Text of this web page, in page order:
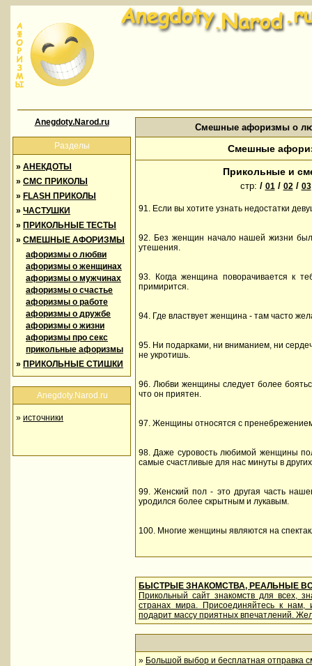
Anegdoty.Narod.ru
Разделы
» АНЕКДОТЫ
» СМС ПРИКОЛЫ
» FLASH ПРИКОЛЫ
» ЧАСТУШКИ
» ПРИКОЛЬНЫЕ ТЕСТЫ
» СМЕШНЫЕ АФОРИЗМЫ
афоризмы о любви
афоризмы о женщинах
афоризмы о мужчинах
афоризмы о счастье
афоризмы о работе
афоризмы о дружбе
афоризмы о жизни
афоризмы про секс
прикольные афоризмы
» ПРИКОЛЬНЫЕ СТИШКИ
Anegdoty.Narod.ru
» источники
Смешные афоризмы о
Смешные
Прикольные и
стр: / 01/ 02/ 03
91. Если вы хотите узнать недостатки
92. Без женщин начало нашей жизни
утешения.
93. Когда женщина поворачивается к
примирится.
94. Где властвует женщина - там часто
95. Ни подарками, ни вниманием, ни
не укротишь.
96. Любви женщины следует более
что он приятен.
97. Женщины относятся с пренебрежением
98. Даже суровость любимой женщины
самые счастливые для нас минуты в
99. Женский пол - это другая часть
уродился более скрытным и лукавым.
100. Многие женщины являются на
БЫСТРЫЕ ЗНАКОМСТВА, РЕАЛЬНЫЕ
Прикольный сайт знакомств для всех,
странах мира. Присоединяйтесь к
подарит массу приятных впечатлений.
» Большой выбор и бесплатная отправка